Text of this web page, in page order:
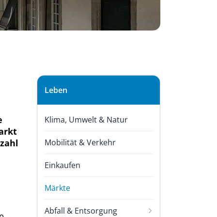
Subnavigation
Leben
Klima, Umwelt & Natur
Mobilität & Verkehr
Einkaufen
Märkte
a
Abfall & Entsorgung